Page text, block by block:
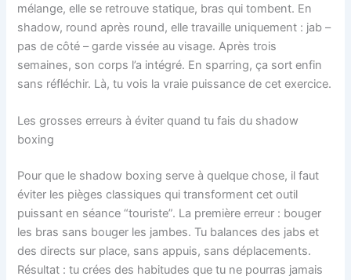
mélange, elle se retrouve statique, bras qui tombent. En
shadow, round après round, elle travaille uniquement : jab –
pas de côté – garde vissée au visage. Après trois
semaines, son corps l’a intégré. En sparring, ça sort enfin
sans réfléchir. Là, tu vois la vraie puissance de cet exercice.
Les grosses erreurs à éviter quand tu fais du shadow
boxing
Pour que le shadow boxing serve à quelque chose, il faut
éviter les pièges classiques qui transforment cet outil
puissant en séance “touriste”. La première erreur : bouger
les bras sans bouger les jambes. Tu balances des jabs et
des directs sur place, sans appuis, sans déplacements.
Résultat : tu crées des habitudes que tu ne pourras jamais